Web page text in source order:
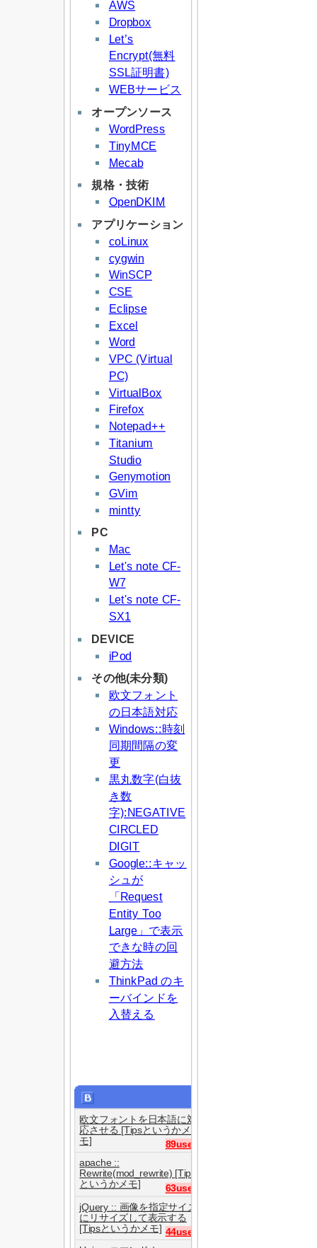
AWS
Dropbox
Let’s
Encrypt(無料
SSL証明書)
WEBサービス
オープンソース
WordPress
TinyMCE
Mecab
規格・技術
OpenDKIM
アプリケーション
coLinux
cygwin
WinSCP
CSE
Eclipse
Excel
Word
VPC (Virtual
PC)
VirtualBox
Firefox
Notepad++
Titanium
Studio
Genymotion
GVim
mintty
PC
Mac
Let's note CF-
W7
Let's note CF-
SX1
DEVICE
iPod
その他(未分類)
欧文フォント
の日本語対応
Windows::時刻
同期間隔の変
更
黒丸数字(白抜
き数
字):NEGATIVE
CIRCLED
DIGIT
Google::キャッ
シュが
「Request
Entity Too
Large」で表示
できな時の回
避方法
ThinkPad のキ
ーバインドを
入替える
欧文フォントを日本語に対
応させる [Tipsというかメ
モ]
89users
apache ::
Rewrite(mod_rewrite) [Tips
というかメモ]
63users
jQuery :: 画像を指定サイズ
にリサイズして表示する
[Tipsというかメモ] 44users